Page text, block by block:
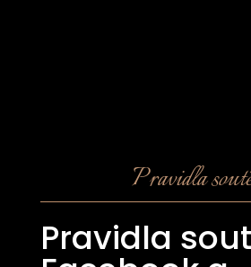
Pravidla
Pravidla